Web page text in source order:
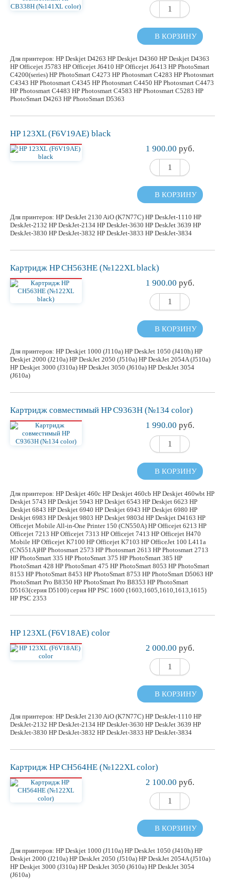
В КОРЗИНУ
Для принтеров: HP Deskjet D4263 HP Deskjet D4360 HP Deskjet D4363
HP Officejet J5783 HP Officejet J6410 HP Officejet J6413 HP PhotoSmart
C4200(series) HP PhotoSmart C4273 HP Photosmart C4283 HP Photosmart
C4343 HP Photosmart C4345 HP Photosmart C4450 HP Photosmart C4473
HP Photosmart C4483 HP Photosmart C4583 HP Photosmart C5283 HP
PhotoSmart D4263 HP PhotoSmart D5363
HP 123XL (F6V19AE) black
1 900.00 руб.
В КОРЗИНУ
Для принтеров: HP DeskJet 2130 AiO (K7N77C) HP DeskJet-1110 HP
DeskJet-2132 HP DeskJet-2134 HP DeskJet-3630 HP DeskJet 3639 HP
DeskJet-3830 HP DeskJet-3832 HP DeskJet-3833 HP DeskJet-3834
Картридж HP CH563HE (№122XL black)
1 900.00 руб.
В КОРЗИНУ
Для принтеров: HP Deskjet 1000 (J110a) HP DeskJet 1050 (J410h) HP
Deskjet 2000 (J210a) HP DeskJet 2050 (J510a) HP DeskJet 2054A (J510a)
HP Deskjet 3000 (J310a) HP DeskJet 3050 (J610a) HP DeskJet 3054
(J610a)
Картридж совместимый HP C9363H (№134 color)
1 990.00 руб.
В КОРЗИНУ
Для принтеров: HP Deskjet 460c HP Deskjet 460cb HP Deskjet 460wbt HP
Deskjet 5743 HP Deskjet 5943 HP Deskjet 6543 HP Deskjet 6623 HP
Deskjet 6843 HP Deskjet 6940 HP Deskjet 6943 HP Deskjet 6980 HP
Deskjet 6983 HP Deskjet 9803 HP Deskjet 9803d HP Deskjet D4163 HP
Officejet Mobile All-in-One Printer 150 (CN550A) HP Officejet 6213 HP
Officejet 7213 HP Officejet 7313 HP Officejet 7413 HP Officejet H470
Mobile HP Officejet K7100 HP Officejet K7103 HP OfficeJet 100 L411a
(CN551A)HP Photosmart 2573 HP Photosmart 2613 HP Photosmart 2713
HP PhotoSmart 335 HP PhotoSmart 375 HP PhotoSmart 385 HP
PhotoSmart 428 HP PhotoSmart 475 HP PhotoSmart 8053 HP PhotoSmart
8153 HP PhotoSmart 8453 HP PhotoSmart 8753 HP PhotoSmart D5063 HP
PhotoSmart Pro B8350 HP PhotoSmart Pro B8353 HP PhotoSmart
D5163(серия D5100) серия HP PSC 1600 (1603,1605,1610,1613,1615)
HP PSC 2353
HP 123XL (F6V18AE) color
2 000.00 руб.
В КОРЗИНУ
Для принтеров: HP DeskJet 2130 AiO (K7N77C) HP DeskJet-1110 HP
DeskJet-2132 HP DeskJet-2134 HP DeskJet-3630 HP DeskJet 3639 HP
DeskJet-3830 HP DeskJet-3832 HP DeskJet-3833 HP DeskJet-3834
Картридж HP CH564HE (№122XL color)
2 100.00 руб.
В КОРЗИНУ
Для принтеров: HP Deskjet 1000 (J110a) HP DeskJet 1050 (J410h) HP
Deskjet 2000 (J210a) HP DeskJet 2050 (J510a) HP DeskJet 2054A (J510a)
HP Deskjet 3000 (J310a) HP DeskJet 3050 (J610a) HP DeskJet 3054
(J610a)